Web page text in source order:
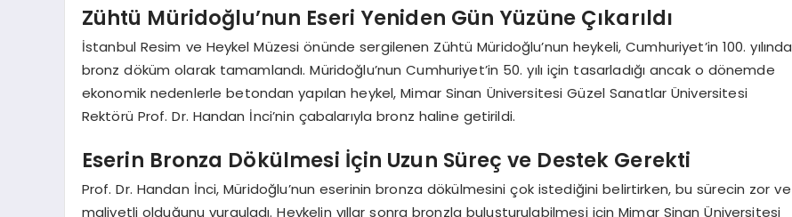
Zühtü Müridoğlu’nun Eseri Yeniden Gün Yüzüne Çıkarıldı
İstanbul Resim ve Heykel Müzesi önünde sergilenen Zühtü Müridoğlu’nun heykeli, Cumhuriyet’in 100. yılında
bronz döküm olarak tamamlandı. Müridoğlu’nun Cumhuriyet’in 50. yılı için tasarladığı ancak o dönemde
ekonomik nedenlerle betondan yapılan heykel, Mimar Sinan Üniversitesi Güzel Sanatlar Üniversitesi
Rektörü Prof. Dr. Handan İnci’nin çabalarıyla bronz haline getirildi.
Eserin Bronza Dökülmesi İçin Uzun Süreç ve Destek Gerekti
Prof. Dr. Handan İnci, Müridoğlu’nun eserinin bronza dökülmesini çok istediğini belirtirken, bu sürecin zor ve
maliyetli olduğunu vurguladı. Heykelin yıllar sonra bronzla buluşturulabilmesi için Mimar Sinan Üniversitesi